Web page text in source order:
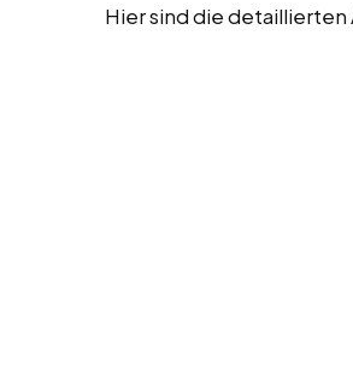
Hier sind die